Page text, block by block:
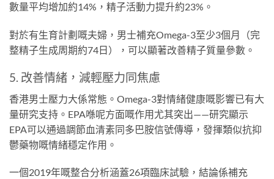
數量平均增加約14%，精子活動力提升約23%。
對於有生育計劃嘅夫婦，男士補充Omega-3至少3個月（完
整精子生成周期約74日），可以顯著改善精子質量參數。
5. 改善情緒，減輕壓力同焦慮
香港男士壓力大係常態。Omega-3對情緒健康嘅影響已有大
量研究支持。EPA喺呢方面嘅作用尤其突出——研究顯示
EPA可以通過調節血清素同多巴胺信號傳導，發揮類似抗抑
鬱藥物嘅情緒穩定作用。
一個2019年嘅整合分析涵蓋26項臨床試驗，結論係補充